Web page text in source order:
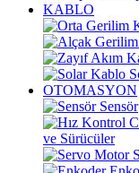
KABLO
OTOMASYON
Sensör
ve Sürücüler